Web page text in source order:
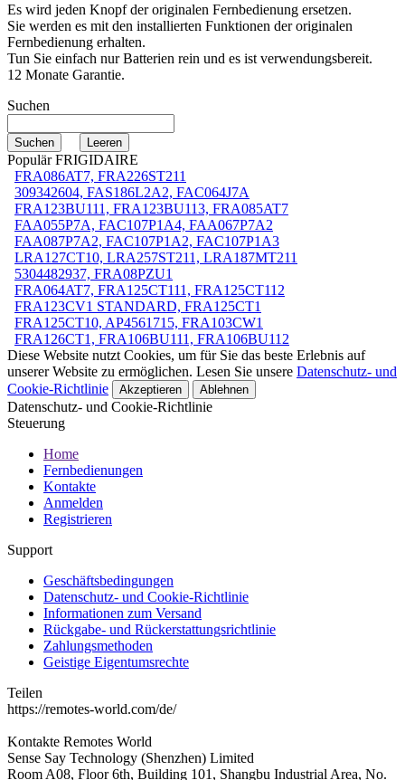
Es wird jeden Knopf der originalen Fernbedienung ersetzen.
Sie werden es mit den installierten Funktionen der originalen
Fernbedienung erhalten.
Tun Sie einfach nur Batterien rein und es ist verwendungsbereit.
12 Monate Garantie.
Suchen
Populär FRIGIDAIRE
FRA086AT7, FRA226ST211
309342604, FAS186L2A2, FAC064J7A
FRA123BU111, FRA123BU113, FRA085AT7
FAA055P7A, FAC107P1A4, FAA067P7A2
FAA087P7A2, FAC107P1A2, FAC107P1A3
LRA127CT10, LRA257ST211, LRA187MT211
5304482937, FRA08PZU1
FRA064AT7, FRA125CT111, FRA125CT112
FRA123CV1 STANDARD, FRA125CT1
FRA125CT10, AP4561715, FRA103CW1
FRA126CT1, FRA106BU111, FRA106BU112
Diese Website nutzt Cookies, um für Sie das beste Erlebnis auf
unserer Website zu ermöglichen. Lesen Sie unsere Datenschutz- und
Cookie-Richtlinie
Akzeptieren Ablehnen
Datenschutz- und Cookie-Richtlinie
Steuerung
Home
Fernbedienungen
Kontakte
Anmelden
Registrieren
Support
Geschäftsbedingungen
Datenschutz- und Cookie-Richtlinie
Informationen zum Versand
Rückgabe- und Rückerstattungsrichtlinie
Zahlungsmethoden
Geistige Eigentumsrechte
Teilen
https://remotes-world.com/de/
Kontakte Remotes World
Sense Say Technology (Shenzhen) Limited
Room A08, Floor 6th, Building 101, Shangbu Industrial Area, No.